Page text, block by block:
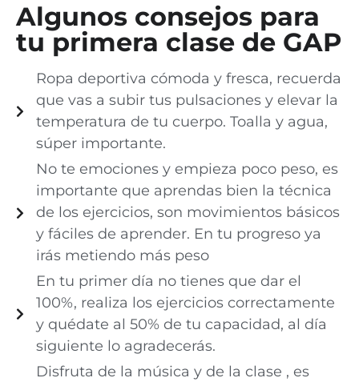
Algunos consejos para
tu primera clase de GAP
Ropa deportiva cómoda y fresca, recuerda
que vas a subir tus pulsaciones y elevar la
temperatura de tu cuerpo. Toalla y agua,
súper importante.
No te emociones y empieza poco peso, es
importante que aprendas bien la técnica
de los ejercicios, son movimientos básicos
y fáciles de aprender. En tu progreso ya
irás metiendo más peso
En tu primer día no tienes que dar el
100%, realiza los ejercicios correctamente
y quédate al 50% de tu capacidad, al día
siguiente lo agradecerás.
Disfruta de la música y de la clase , es